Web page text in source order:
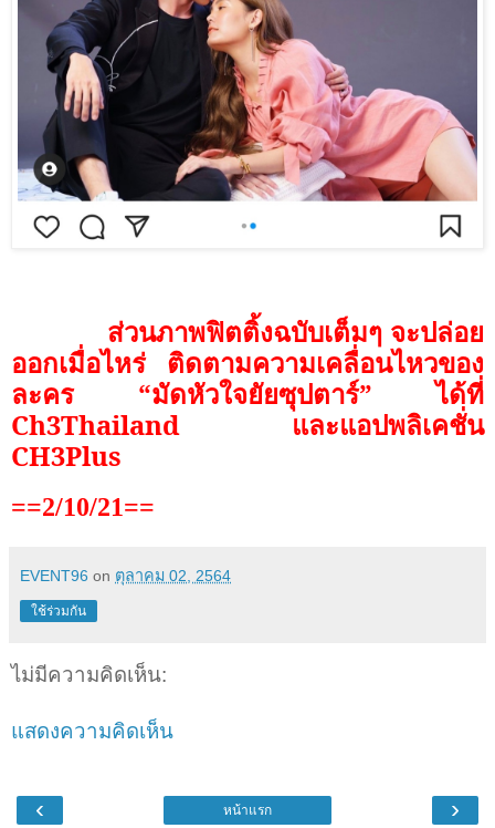
ส่วนภาพฟิตติ้งฉบับเต็มๆ จะปล่อย
ออกเมื่อไหร่ ติดตามความเคลื่อนไหวของ
ละคร “มัดหัวใจยัยซุปตาร์”ได้ที่
Ch3Thailand และแอปพลิเคชั่น
CH3Plus
==2/10/21==
EVENT96 on ตุลาคม 02, 2564
ใช้ร่วมกัน
ไม่มีความคิดเห็น:
แสดงความคิดเห็น
‹ ›
หน้าแรก